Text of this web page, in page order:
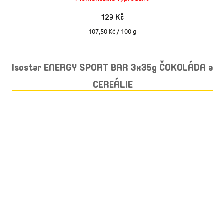
129 Kč
Měrná
107,50 Kč / 100 g
Isostar ENERGY SPORT BAR 3x35g ČOKOLÁDA a
CEREÁLIE